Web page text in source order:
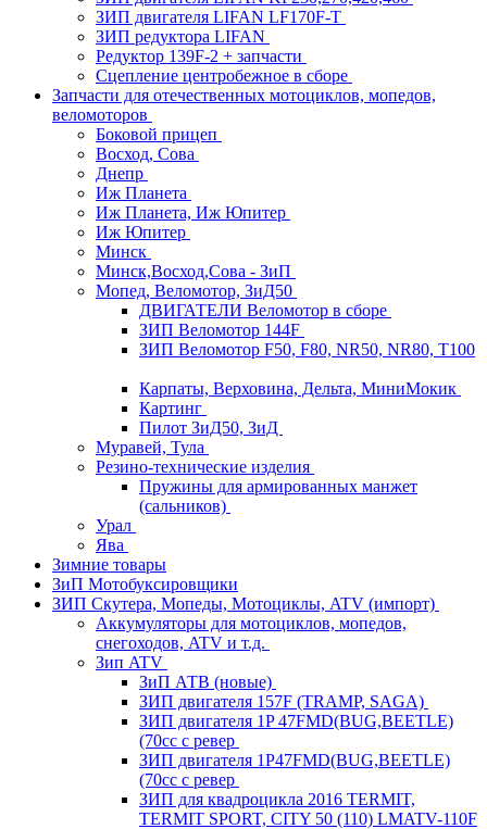
ЗИП двигателя LIFAN LF170F-T
ЗИП редуктора LIFAN
Редуктор 139F-2 + запчасти
Сцепление центробежное в сборе
Запчасти для отечественных мотоциклов, мопедов,
веломоторов
Боковой прицеп
Восход, Сова
Днепр
Иж Планета
Иж Планета, Иж Юпитер
Иж Юпитер
Минск
Минск,Восход,Сова - ЗиП
Мопед, Веломотор, ЗиД50
ДВИГАТЕЛИ Веломотор в сборе
ЗИП Веломотор 144F
ЗИП Веломотор F50, F80, NR50, NR80, T100
Карпаты, Верховина, Дельта, МиниМокик
Картинг
Пилот ЗиД50, ЗиД
Муравей, Тула
Резино-технические изделия
Пружины для армированных манжет
(сальников)
Урал
Ява
Зимние товары
ЗиП Мотобуксировщики
ЗИП Скутера, Мопеды, Мотоциклы, ATV (импорт)
Аккумуляторы для мотоциклов, мопедов,
снегоходов, ATV и т.д.
Зип ATV
ЗиП АТВ (новые)
ЗИП двигателя 157F (TRAMP, SAGA)
ЗИП двигателя 1P 47FMD(BUG,BEETLE)
(70cc с ревер
ЗИП двигателя 1P47FMD(BUG,BEETLE)
(70cc с ревер
ЗИП для квадроцикла 2016 TERMIT,
TERMIT SPORT, CITY 50 (110) LMATV-110F